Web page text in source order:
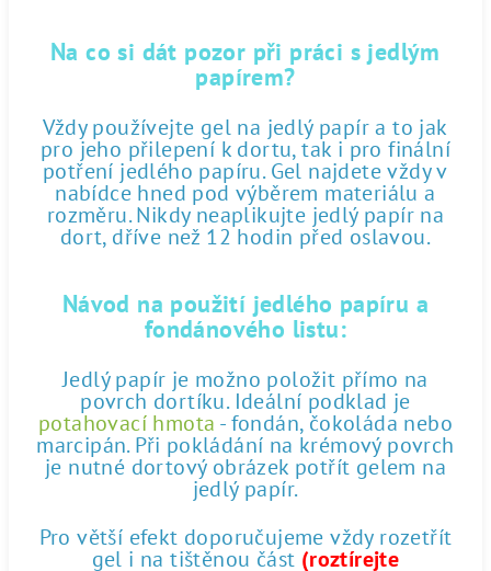
Na co si dát pozor při práci s jedlým
papírem?
Vždy používejte gel na jedlý papír a to jak
pro jeho přilepení k dortu, tak i pro finální
potření jedlého papíru. Gel najdete vždy v
nabídce hned pod výběrem materiálu a
rozměru. Nikdy neaplikujte jedlý papír na
dort, dříve než 12 hodin před oslavou.
Návod na použití jedlého papíru a
fondánového listu:
Jedlý papír je možno položit přímo na
povrch dortíku. Ideální podklad je
potahovací hmota - fondán, čokoláda nebo
marcipán. Při pokládání na krémový povrch
je nutné dortový obrázek potřít gelem na
jedlý papír.
Pro větší efekt doporučujeme vždy rozetřít
gel i na tištěnou část (roztírejte